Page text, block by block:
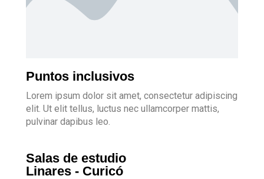
Puntos inclusivos
Lorem ipsum dolor sit amet, consectetur adipiscing
elit. Ut elit tellus, luctus nec ullamcorper mattis,
pulvinar dapibus leo.
Salas de estudio
Linares - Curicó